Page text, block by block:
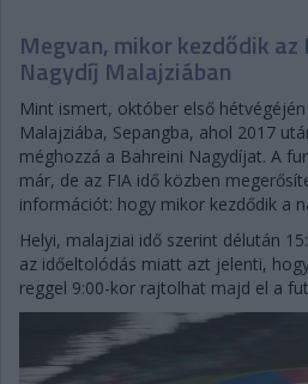
Megvan, mikor kezdődik az
Nagydíj Malajziában
Mint ismert, október első hétvégéjén
Malajziába, Sepangba, ahol 2017
méghozzá a Bahreini Nagydíjat. A
már, de az FIA idő közben
információt: hogy mikor kezdődik a
Helyi, malajziai idő szerint délután
az időeltolódás miatt azt jelenti,
reggel 9:00-kor rajtolhat majd el a